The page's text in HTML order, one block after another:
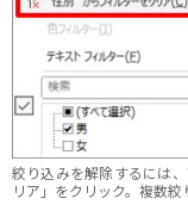
絞り込みを解除するには
リア」をクリック。複数